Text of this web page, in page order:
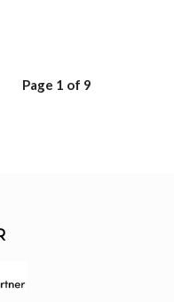
Page 1 of 9